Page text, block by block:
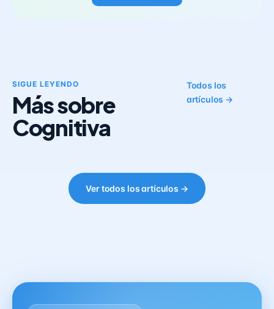
SIGUE LEYENDO
Más sobre
Cognitiva
Todos los
artículos →
Ver todos los artículos →